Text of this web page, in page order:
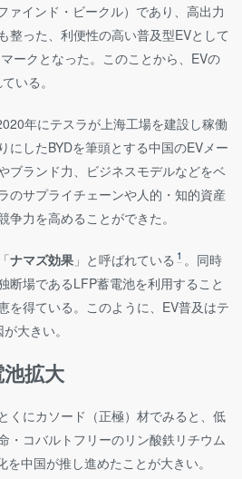
ァインド・ビークル）であり、高出力
整った、利便性の高い普及型EVとして
ークとなった。このことから、EVの
いる。
年にテスラが上海工場を建設し稼働
にしたBYDを筆頭とする中国のEVメー
ブランド力、ビジネスモデルなどをベ
のサプライチェーンや人的・知的資産
力を高めることができた。
ナマズ効果 」と呼ばれている 1 。同時
断場であるLFP蓄電池を利用すること
を得ている。このように、EV普及はテ
大きい。
拡大
くにカソード（正極）材でみると、低
・コバルトフリーのリン酸鉄リチウム
中国が推し進めたことが大きい。